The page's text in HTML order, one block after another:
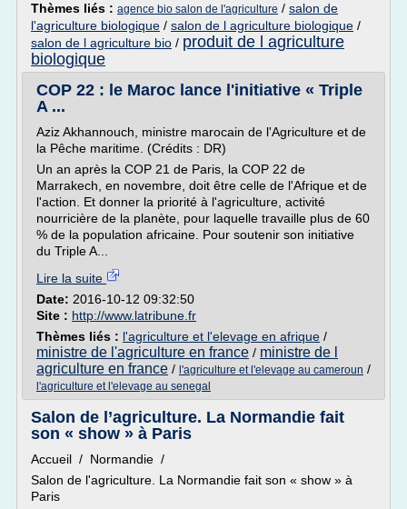
Thèmes liés : agence bio salon de l'agriculture / salon de
l'agriculture biologique / salon de l agriculture biologique /
salon de l agriculture bio / produit de l agriculture
biologique
COP 22 : le Maroc lance l'initiative « Triple
A ...
Aziz Akhannouch, ministre marocain de l'Agriculture et de
la Pêche maritime. (Crédits : DR)
Un an après la COP 21 de Paris, la COP 22 de
Marrakech, en novembre, doit être celle de l'Afrique et de
l'action. Et donner la priorité à l'agriculture, activité
nourricière de la planète, pour laquelle travaille plus de 60
% de la population africaine. Pour soutenir son initiative
du Triple A...
Lire la suite
Date: 2016-10-12 09:32:50
Site : http://www.latribune.fr
Thèmes liés : l'agriculture et l'elevage en afrique /
ministre de l'agriculture en france / ministre de l
agriculture en france / l'agriculture et l'elevage au cameroun /
l'agriculture et l'elevage au senegal
Salon de l’agriculture. La Normandie fait
son « show » à Paris
Accueil / Normandie /
Salon de l'agriculture. La Normandie fait son « show » à
Paris